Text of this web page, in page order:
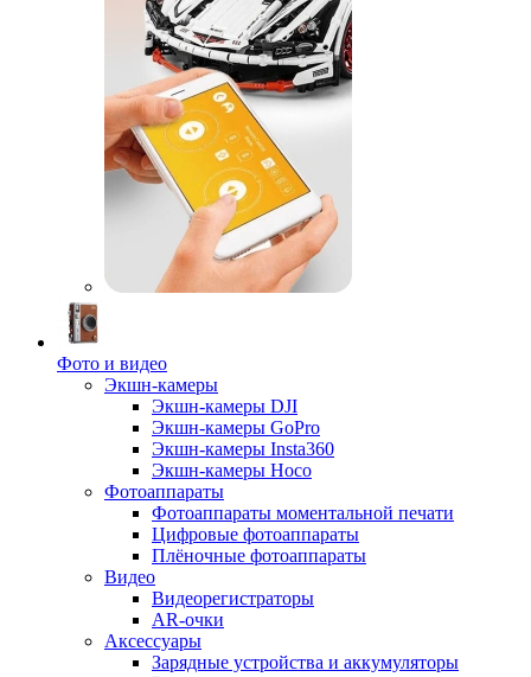
Фото и видео
Экшн-камеры
Экшн-камеры DJI
Экшн-камеры GoPro
Экшн-камеры Insta360
Экшн-камеры Hoco
Фотоаппараты
Фотоаппараты моментальной печати
Цифровые фотоаппараты
Плёночные фотоаппараты
Видео
Видеорегистраторы
AR-очки
Аксессуары
Зарядные устройства и аккумуляторы